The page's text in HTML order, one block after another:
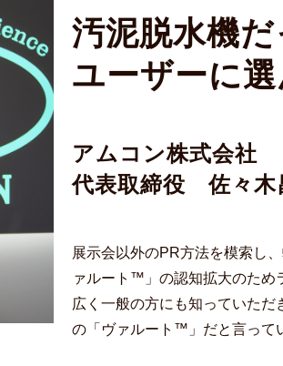
汚泥脱水機だ
ユーザーに選
アムコン株式会社
代表取締役　佐々木
展示会以外のPR方法を模索し
ァルート™」の認知拡大のため
広く一般の方にも知っていただ
の「ヴァルート™」だと言って